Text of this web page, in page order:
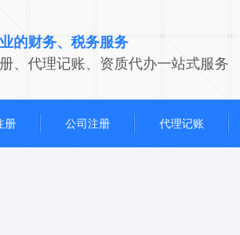
的财务、税务服务
、代理记账、资质代办一站式服务
册 公司注册 代理记账